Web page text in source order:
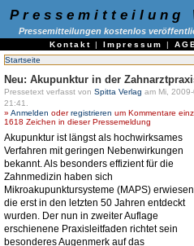
Pressemitteilung
Pressemitteilungen kostenlos
Kontakt | Impressum |
Startseite
Neu: Akupunktur in der
Pressetext verfasst von Spitta Verlag am Mi,
21:41.
» Anmelden oderregistrieren um Kommentare
1618 Zeichen in dieser Pressemeldung
Akupunktur ist längst als hochwirksames
Verfahren mit geringen Nebenwirkungen
bekannt. Als besonders effizient für die
Zahnmedizin haben sich
Mikroakupunktursysteme (MAPS) erwiesen,
die erst in den letzten 50 Jahren entdeckt
wurden. Der nun in zweiter Auflage
erschienene Praxisleitfaden richtet sein
besonderes Augenmerk auf das